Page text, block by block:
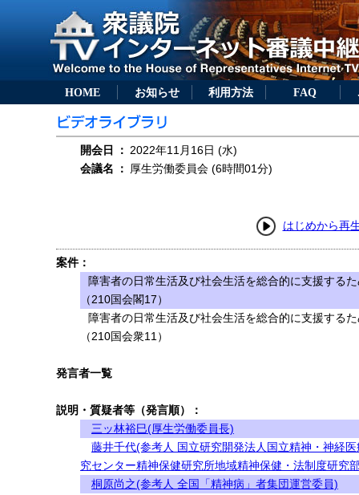
HOME お知らせ 利用方法 FAQ
開会日 ： 2022年11月16日 (水)
会議名
： 厚生労働委員会 (6時間01分)
はじめから再
案件：
障害者の日常生活及び社会生活を総合的に支援する
（210国会閣17）
障害者の日常生活及び社会生活を総合的に支援する
（210国会衆11）
発言者一覧
説明・質疑者等（発言順）：
三ッ林裕巳(厚生労働委員長)
藤井千代(参考人 国立研究開発法人国立精神・神経医
究センター精神保健研究所地域精神保健・法制度研究
桐原尚之(参考人 全国「精神病」者集団運営委員)